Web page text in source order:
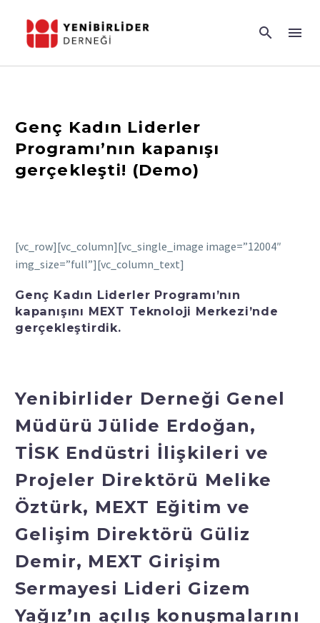
Genç Kadın Liderler
Programı’nın kapanışı
gerçekleşti! (Demo)
[vc_row][vc_column][vc_single_image image=”12004″
img_size=”full”][vc_column_text]
Genç Kadın Liderler Programı’nın
kapanışını MEXT Teknoloji Merkezi’nde
gerçekleştirdik.
Yenibirlider Derneği Genel
Müdürü Jülide Erdoğan,
TİSK Endüstri İlişkileri ve
Projeler Direktörü Melike
Öztürk, MEXT Eğitim ve
Gelişim Direktörü Güliz
Demir, MEXT Girişim
Sermayesi Lideri Gizem
Yağız’ın açılış konuşmalarını